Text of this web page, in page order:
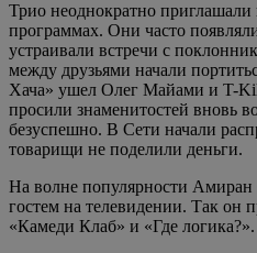
Трио неоднократно приглашали
программах. Они часто
устраивали встречи с
между друзьями начали
Хача» ушел Олег Майами и T-
просили знаменитостей вновь
безуспешно. В Сети начали
товарищи не поделили деньги.
На волне популярности
гостем на телевидении. Так он
«Камеди Клаб» и «Где логика?».